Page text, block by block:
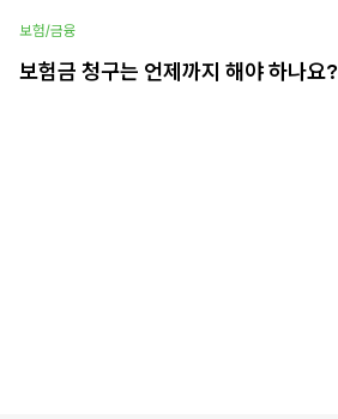
보험/금융
보험금 청구는 언제까지 해야 하나요?